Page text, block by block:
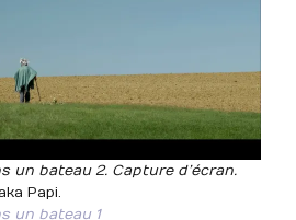
un bateau 2. Capture d’écran.
Papi.
un bateau 1